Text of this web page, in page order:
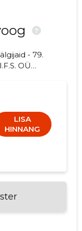
?
- 79.
LISA
HINNANG